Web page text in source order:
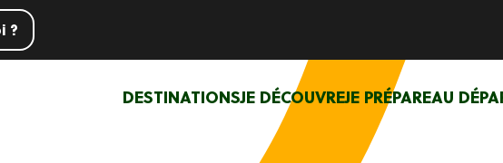
DESTINATIONSJE DÉCOUVREJE PRÉPAREAU
?